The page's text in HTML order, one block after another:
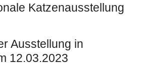
Katzenausstellung
Ausstellung in
12.03.2023